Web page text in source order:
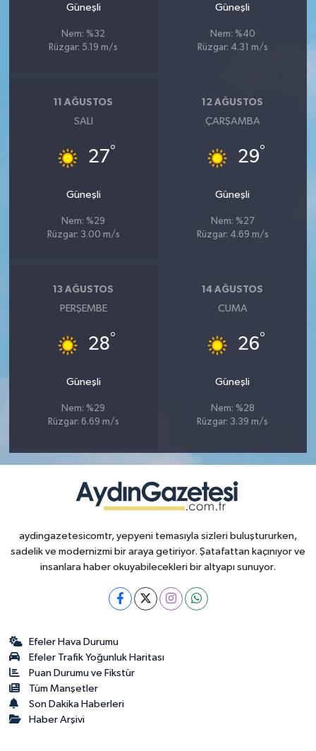
Güneşli
Nem: %32
Rüzgar: 5.19 m/s
Güneşli
Nem: %40
Rüzgar: 4.31 m/s
11 AĞUSTOS
SALI
27°
Güneşli
Nem: %29
Rüzgar: 3.00 m/s
12 AĞUSTOS
ÇARŞAMBA
29°
Güneşli
Nem: %27
Rüzgar: 4.69 m/s
13 AĞUSTOS
PERŞEMBE
28°
Güneşli
Nem: %29
Rüzgar: 6.69 m/s
14 AĞUSTOS
CUMA
26°
Güneşli
Nem: %28
Rüzgar: 3.39 m/s
aydingazetesicomtr, yepyeni temasıyla sizleri buluştururken,
sadelik ve modernizmi bir araya getiriyor. Şatafattan kaçınıyor ve
insanlara haber okuyabilecekleri bir altyapı sunuyor.
Efeler Hava Durumu
Efeler Trafik Yoğunluk Haritası
Puan Durumu ve Fikstür
Tüm Manşetler
Son Dakika Haberleri
Haber Arşivi